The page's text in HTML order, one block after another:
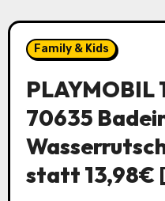
Family & Kids
PLAYMOBIL
70635
statt 13,98€